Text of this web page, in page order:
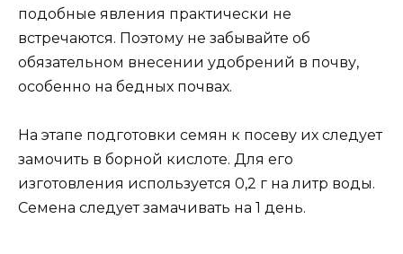
подобные явления практически не
встречаются. Поэтому не забывайте об
обязательном внесении удобрений в почву,
особенно на бедных почвах.
На этапе подготовки семян к посеву их следует
замочить в борной кислоте. Для его
изготовления используется 0,2 г на литр воды.
Семена следует замачивать на 1 день.